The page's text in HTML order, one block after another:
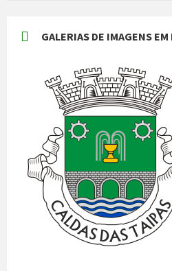
GALERIAS DE IMAGENS EM